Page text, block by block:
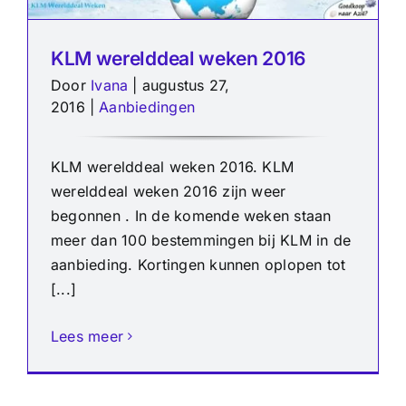
KLM werelddeal weken 2016
Door Ivana
augustus 27,
2016
Aanbiedingen
KLM werelddeal weken 2016. KLM
werelddeal weken 2016 zijn weer
begonnen . In de komende weken staan
meer dan 100 bestemmingen bij KLM in de
aanbieding. Kortingen kunnen oplopen tot
[...]
Lees meer